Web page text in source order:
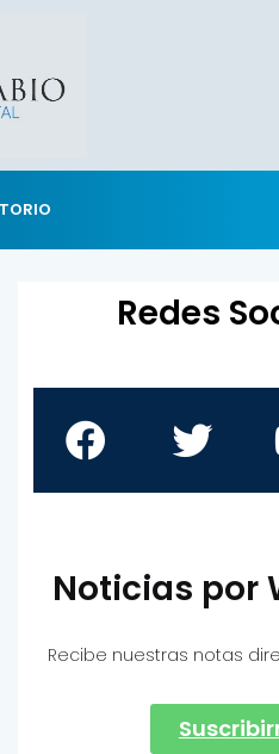
Redes
Noticias por
Recibe nuestras notas